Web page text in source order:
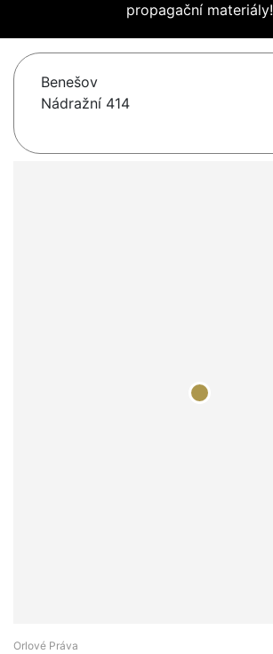
propagační materiály!
Benešov
Nádražní 414
Orlové Práva